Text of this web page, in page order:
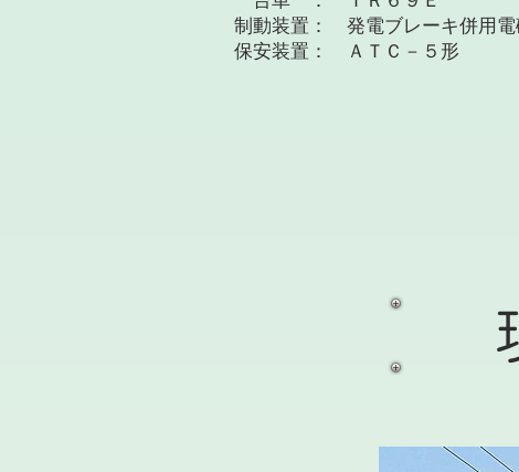
制動装置： 発電ブレーキ併用電
保安装置： ＡＴＣ－５形